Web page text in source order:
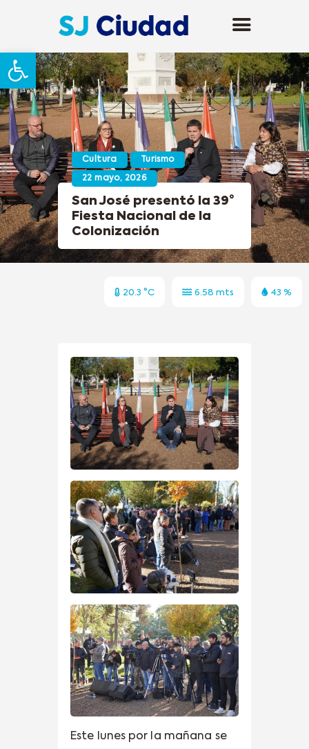
Abrir barra de herramientas
Cultura Turismo
22 mayo, 2026
San José presentó la 39°
Fiesta Nacional de la
Colonización
20.3 °C 6.58 mts 43 %
Este lunes por la mañana se